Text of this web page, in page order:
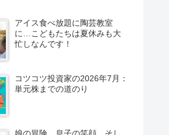
アイス食べ放題に陶芸教室
に…こどもたちは夏休みも大
忙しなんです！
コツコツ投資家の2026年7月：
単元株までの道のり